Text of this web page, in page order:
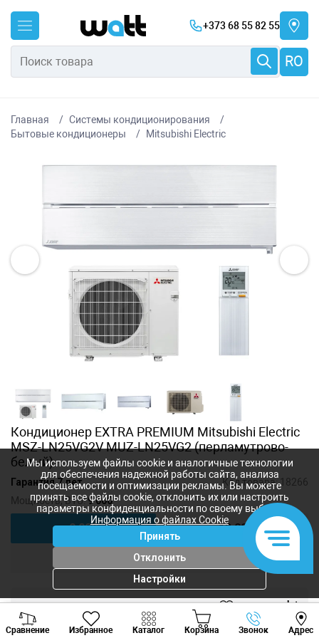
+373 68 55 82 55
RO
Главная
Системы кондиционирования
Бытовые кондиционеры
Mitsubishi Electric
Кондиционер EXTRA PREMIUM Mitsubishi Electric
MSZ-LN25VG2V MUZ-LN25VG2 (перламутрово-
белый)
Гарантия 7 лет Код товара:18266
Мощность, BTU:9 000
9 000 12 000
24 000
49 140 лей
+
Сравнение Избранное Каталог Корзина Звонок Адрес
Viber Whatsapp
Мы используем файлы cookie и аналогичные технологии
для обеспечения надежной работы сайта, анализа
посещаемости и оптимизации рекламы. Вы можете
принять все файлы cookie, отклонить их или настроить
параметры конфиденциальности по своему выбору.
Информация о файлах Cookie
Принять
Отклонить
Настройки